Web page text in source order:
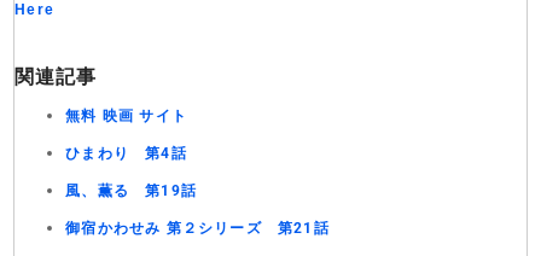
Here
関連記事
無料 映画 サイト
ひまわり 第4話
風、薫る 第19話
御宿かわせみ 第２シリーズ 第21話